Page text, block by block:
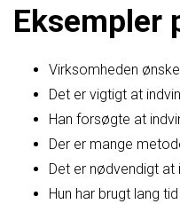
Eksempler
Virksomheden
Det er vigtigt at
Han forsøgte at
Der er mange
Det er nødvendigt
Hun har brugt lang